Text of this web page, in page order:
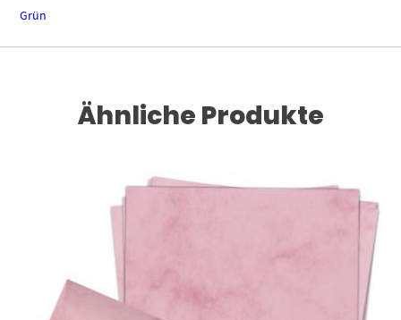
Grün
Ähnliche Produkte